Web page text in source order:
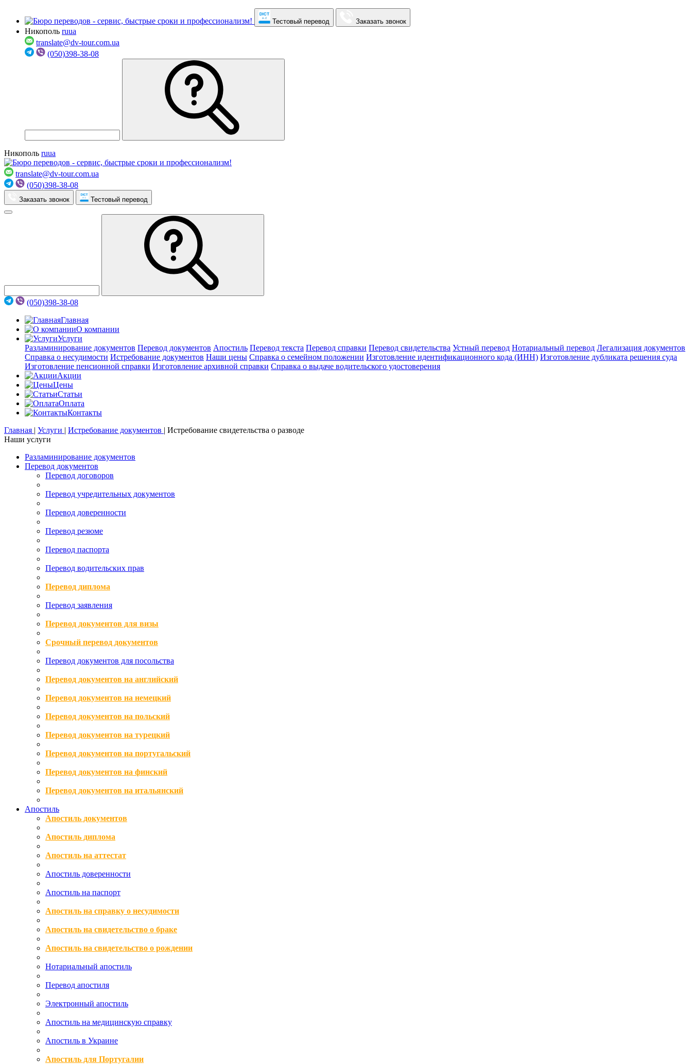
Тестовый перевод Заказать звонок
Никополь ruua
translate@dv-tour.com.ua
(050)398-38-08
Никополь ruua
translate@dv-tour.com.ua
(050)398-38-08
Заказать звонок Тестовый перевод
(050)398-38-08
Главная
О компании
Услуги
Разламинирование документов Перевод документов Апостиль Перевод текста Перевод справки Перевод свидетельства Устный перевод Нотариальный перевод Легализация документов
Справка о несудимости Истребование документов Наши цены Справка о семейном положении Изготовление идентификационного кода (ИНН) Изготовление дубликата решения суда
Изготовление пенсионной справки Изготовление архивной справки Справка о выдаче водительского удостоверения
Акции
Цены
Статьи
Оплата
Контакты
Главная | Услуги | Истребование документов | Истребование свидетельства о разводе
Наши услуги
Разламинирование документов
Перевод документов
Перевод договоров
Перевод учредительных документов
Перевод доверенности
Перевод резюме
Перевод паспорта
Перевод водительских прав
Перевод диплома
Перевод заявления
Перевод документов для визы
Срочный перевод документов
Перевод документов для посольства
Перевод документов на английский
Перевод документов на немецкий
Перевод документов на польский
Перевод документов на турецкий
Перевод документов на португальский
Перевод документов на финский
Перевод документов на итальянский
Апостиль
Апостиль документов
Апостиль диплома
Апостиль на аттестат
Апостиль доверенности
Апостиль на паспорт
Апостиль на справку о несудимости
Апостиль на свидетельство о браке
Апостиль на свидетельство о рождении
Нотариальный апостиль
Перевод апостиля
Электронный апостиль
Апостиль на медицинскую справку
Апостиль в Украине
Апостиль для Португалии